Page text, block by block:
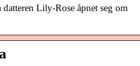
Lily-Rose åpnet seg om